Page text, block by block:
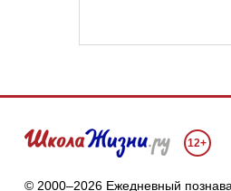
12+
© 2000–2026 Ежедневный